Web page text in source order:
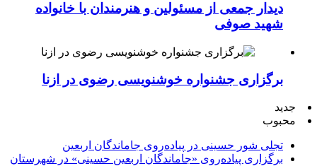
دیدار جمعی از مسئولین و هنرمندان با خانواده
شهید صوفی
برگزاری جشنواره خوشنویسی رضوی در ازنا
جدید
محبوب
تجلی شور حسینی در پیاده‌روی جاماندگان اربعین
برگزاری پیاده‌روی «جاماندگان اربعین حسینی» در شهرستان